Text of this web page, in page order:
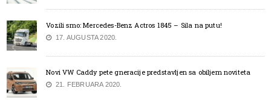
Vozili smo: Mercedes-Benz Actros 1845 – Sila na putu!
17. AUGUSTA 2020.
Novi VW Caddy pete gneracije predstavljen sa obiljem noviteta
21. FEBRUARA 2020.